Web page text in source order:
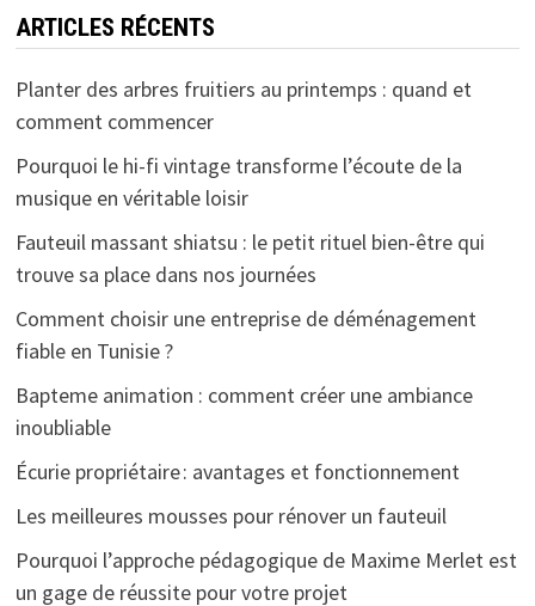
ARTICLES RÉCENTS
Planter des arbres fruitiers au printemps : quand et
comment commencer
Pourquoi le hi-fi vintage transforme l’écoute de la
musique en véritable loisir
Fauteuil massant shiatsu : le petit rituel bien-être qui
trouve sa place dans nos journées
Comment choisir une entreprise de déménagement
fiable en Tunisie ?
Bapteme animation : comment créer une ambiance
inoubliable
Écurie propriétaire : avantages et fonctionnement
Les meilleures mousses pour rénover un fauteuil
Pourquoi l’approche pédagogique de Maxime Merlet est
un gage de réussite pour votre projet